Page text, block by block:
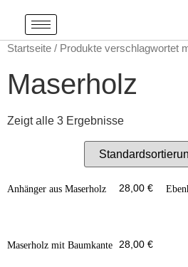
Startseite / Produkte verschlagwortet
Maserholz
Zeigt alle 3 Ergebnisse
Anhänger aus Maserholz 28,00€
Maserholz mit Baumkante 28,00€